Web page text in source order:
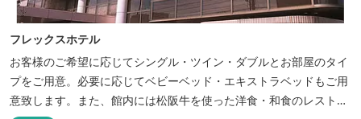
フレックスホテル
お客様のご希望に応じてシングル・ツイン・ダブルとお部屋のタイ
プをご用意。必要に応じてベビーベッド・エキストラベッドもご用
意致します。また、館内には松阪牛を使った洋食・和食のレストラ